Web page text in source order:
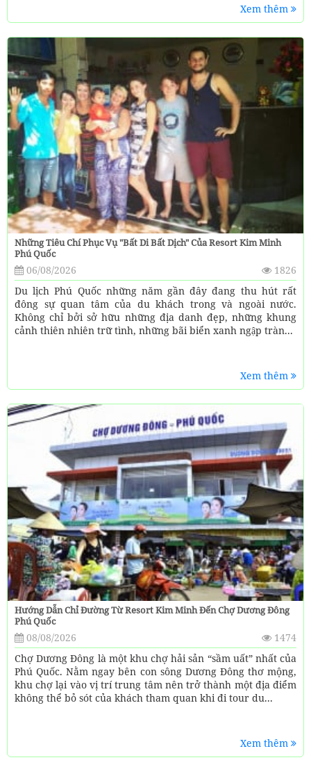
Xem thêm
Những Tiêu Chí Phục Vụ "bất Di Bất Dịch" Của Resort Kim Minh
Phú Quốc
06/08/2026
1826
Du lịch Phú Quốc những năm gần đây đang thu hút rất
đông sự quan tâm của du khách trong và ngoài nước.
Không chỉ bởi sở hữu những địa danh đẹp, những khung
cảnh thiên nhiên trữ tình, những bãi biển xanh ngập tràn...
Xem thêm
Hướng Dẫn Chỉ Đường Từ Resort Kim Minh Đến Chợ Dương Đông
Phú Quốc
08/08/2026
1474
Chợ Dương Đông là một khu chợ hải sản “sầm uất” nhất của
Phú Quốc. Nằm ngay bên con sông Dương Đông thơ mộng,
khu chợ lại vào vị trí trung tâm nên trở thành một địa điểm
không thể bỏ sót của khách tham quan khi đi tour du...
Xem thêm